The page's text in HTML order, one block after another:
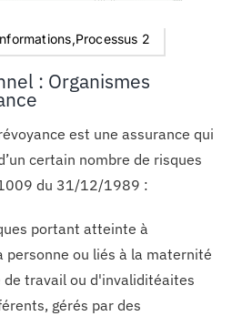
2
: Organismes
est une assurance qui
certain nombre de risques
du 31/12/1989 :
portant atteinte à
personne ou liés à la maternité
de travail ou d'invaliditéaites
gérés par des